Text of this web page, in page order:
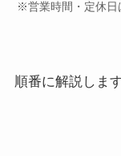
※営業時間・定休日
順番に解説します